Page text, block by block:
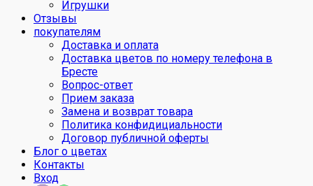
Игрушки
Отзывы
покупателям
Доставка и оплата
Доставка цветов по номеру телефона в
Бресте
Вопрос-ответ
Прием заказа
Замена и возврат товара
Политика конфидициальности
Договор публичной оферты
Блог о цветах
Контакты
Вход